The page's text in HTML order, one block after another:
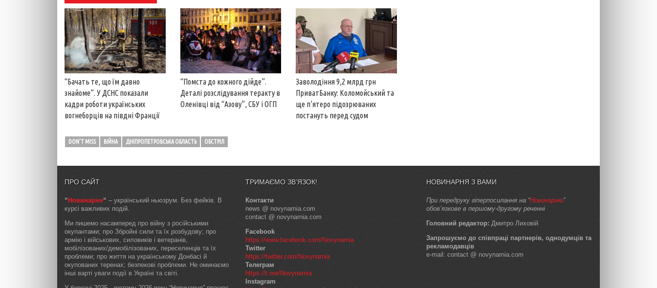
“Бачать те, що їм давно
знайоме”. У ДСНС показали
кадри роботи українських
вогнеборців на півдні Франції
“Помста до кожного дійде”.
Деталі розслідування теракту в
Оленівці від “Азову”, СБУ і ОГП
Заволодіння 9,2 млрд грн
ПриватБанку: Коломойський та
ще п’ятеро підозрюваних
постануть перед судом
DON'T MISS ВІЙНА ДНІПРОПЕТРОВСЬКА ОБЛАСТЬ ОБСТРІЛ
ПРО САЙТ
“ Новинарня“ – український ньюзрум. Без фейків. В
курсі важливих подій.
Ми пишемо насамперед про війну з російськими
окупантами; про Збройні сили та їх розбудову; про
армію і військових, силовиків і ветеранів,
мобілізованих/демобілізованих, переселенців та їх
проблеми; про життя на українському Донбасі й
окупованих теренах; безпекові проблеми. Не оминаємо
інші варті уваги події в Україні та світі.
ТРИМАЄМО ЗВ’ЯЗОК!
Контакти
news @ novynarnia.com
contact @ novynarnia.com
Facebook
https://www.facebook.com/Novynarnia
Twitter
https://twitter.com/Novynarnia
Телеграм
https://t.me/Novynarnia
Instagram
НОВИНАРНЯ З ВАМИ
При передруку гіперпосилання на “Новинарню”
обов’язкове в першому-другому реченні
Головний редактор: Дмитро Лиховій
Запрошуємо до співпраці партнерів, однодумців та
рекламодавців
e-mail: contact @ novynarnia.com